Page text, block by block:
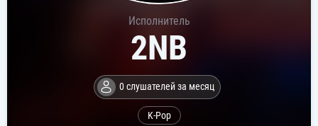
Исполнитель
2NB
0 слушателей за месяц
K-Pop